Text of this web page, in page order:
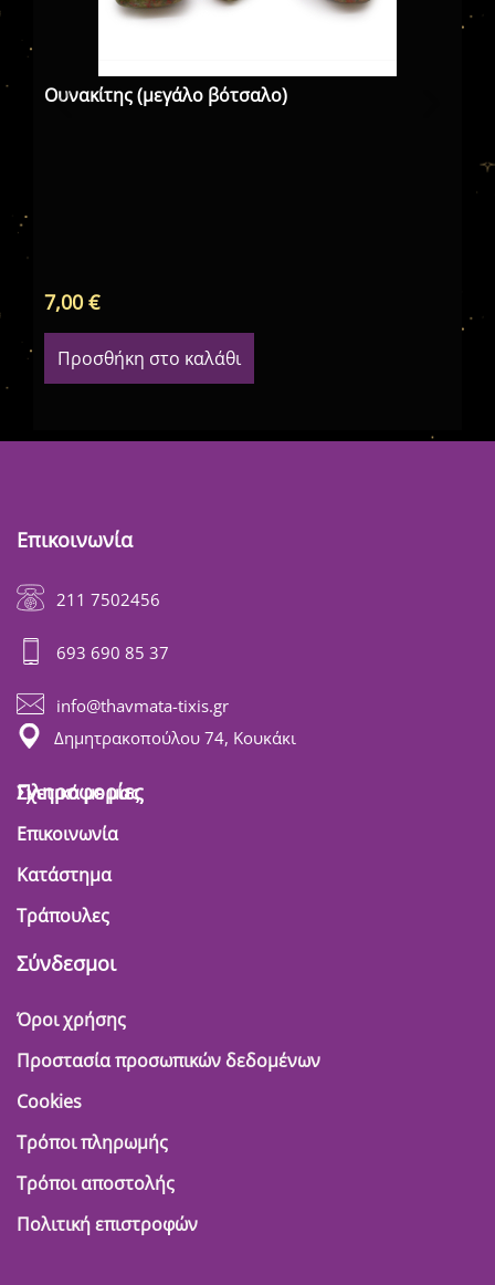
Ουνακίτης (μεγάλο βότσαλο)
7,00€
Προσθήκη στο καλάθι
Επικοινωνία
211 7502456
693 690 85 37
info@thavmata-tixis.gr
Δημητρακοπούλου 74, Κουκάκι
Πληροφορίες
Σχετικά με μας
Επικοινωνία
Κατάστημα
Τράπουλες
Σύνδεσμοι
Όροι χρήσης
Προστασία προσωπικών δεδομένων
Cookies
Τρόποι πληρωμής
Τρόποι αποστολής
Πολιτική επιστροφών